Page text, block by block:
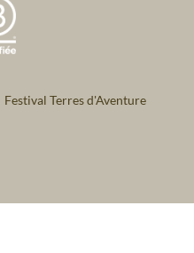
Festival Terres d'Aventure